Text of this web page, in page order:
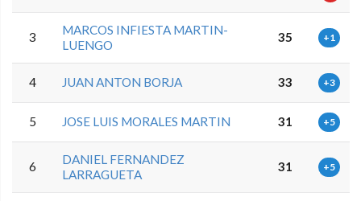
3
MARCOS INFIESTA MARTIN-
LUENGO
35 +1
4 JUAN ANTON BORJA 33 +3
5 JOSE LUIS MORALES MARTIN 31 +5
6
DANIEL FERNANDEZ
LARRAGUETA
31 +5